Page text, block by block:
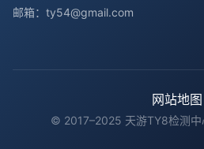
邮箱：ty54@gmail.com
网站地图
© 2017–2025 天游TY8检测中